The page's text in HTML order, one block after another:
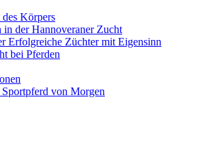
Körpers
in der Hannoveraner Zucht
Erfolgreiche Züchter mit Eigensinn
bei Pferden
von Morgen